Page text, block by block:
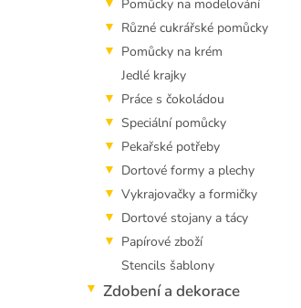
Pomůcky na modelování
Různé cukrářské pomůcky
Pomůcky na krém
Jedlé krajky
Práce s čokoládou
Speciální pomůcky
Pekařské potřeby
Dortové formy a plechy
Vykrajovačky a formičky
Dortové stojany a tácy
Papírové zboží
Stencils šablony
Zdobení a dekorace